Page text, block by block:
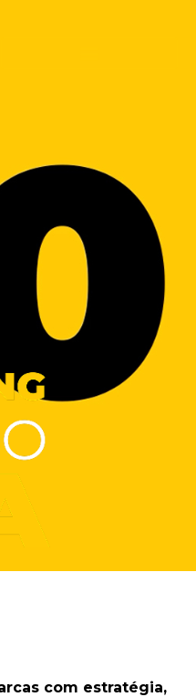
com estratégia,